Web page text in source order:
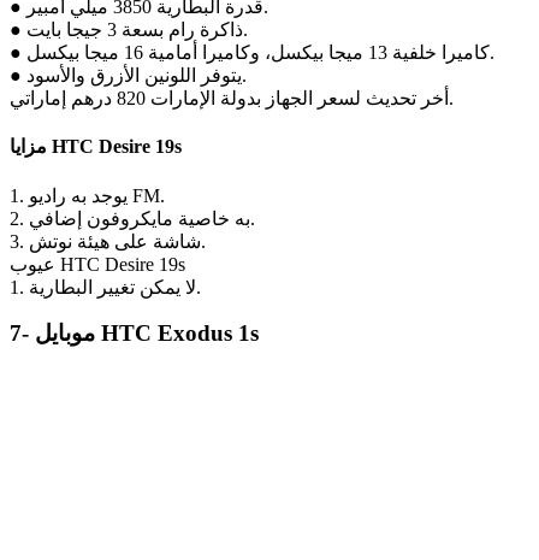
● قدرة البطارية 3850 ميلي أمبير.
● ذاكرة رام بسعة 3 جيجا بايت.
● كاميرا خلفية 13 ميجا بيكسل، وكاميرا أمامية 16 ميجا بيكسل.
● يتوفر اللونين الأزرق والأسود.
أخر تحديث لسعر الجهاز بدولة الإمارات 820 درهم إماراتي.
مزايا HTC Desire 19s
1. يوجد به راديو FM.
2. به خاصية مايكروفون إضافي.
3. شاشة على هيئة نوتش.
عيوب HTC Desire 19s
1. لا يمكن تغيير البطارية.
7- موبايل HTC Exodus 1s